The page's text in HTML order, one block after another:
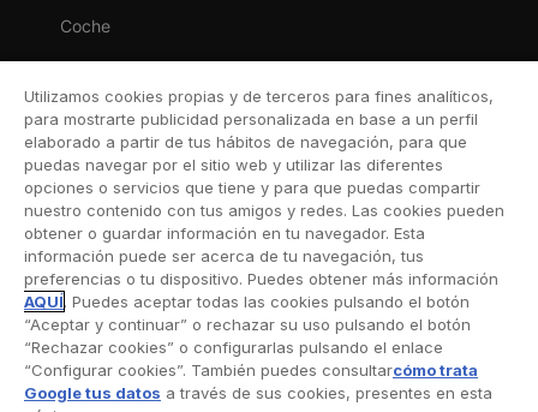
Coche
Viaje
Hogar
Vida
Decesos
Dental
Deportivo
Esquí
Utilizamos cookies propias y de terceros para fines analíticos,
para mostrarte publicidad personalizada en base a un perfil
elaborado a partir de tus hábitos de navegación, para que
puedas navegar por el sitio web y utilizar las diferentes
opciones o servicios que tiene y para que puedas compartir
nuestro contenido con tus amigos y redes. Las cookies pueden
obtener o guardar información en tu navegador. Esta
información puede ser acerca de tu navegación, tus
preferencias o tu dispositivo. Puedes obtener más información
AQUÍ. Puedes aceptar todas las cookies pulsando el botón
“Aceptar y continuar” o rechazar su uso pulsando el botón
“Rechazar cookies” o configurarlas pulsando el enlace
“Configurar cookies”. También puedes consultarcómo trata
Google tus datos a través de sus cookies, presentes en esta